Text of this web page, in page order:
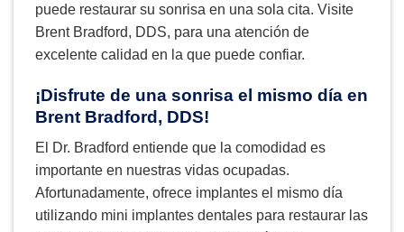
puede restaurar su sonrisa en una sola cita. Visite
Brent Bradford, DDS, para una atención de
excelente calidad en la que puede confiar.
¡Disfrute de una sonrisa el mismo día en
Brent Bradford, DDS!
El Dr. Bradford entiende que la comodidad es
importante en nuestras vidas ocupadas.
Afortunadamente, ofrece implantes el mismo día
utilizando mini implantes dentales para restaurar las